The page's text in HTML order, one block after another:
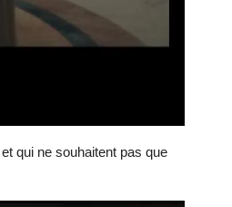
qui ne souhaitent pas que